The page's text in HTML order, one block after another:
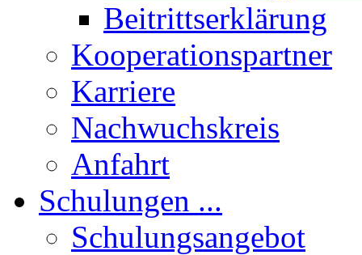
Beitrittserklärung
Kooperationspartner
Karriere
Nachwuchskreis
Anfahrt
Schulungen ...
Schulungsangebot